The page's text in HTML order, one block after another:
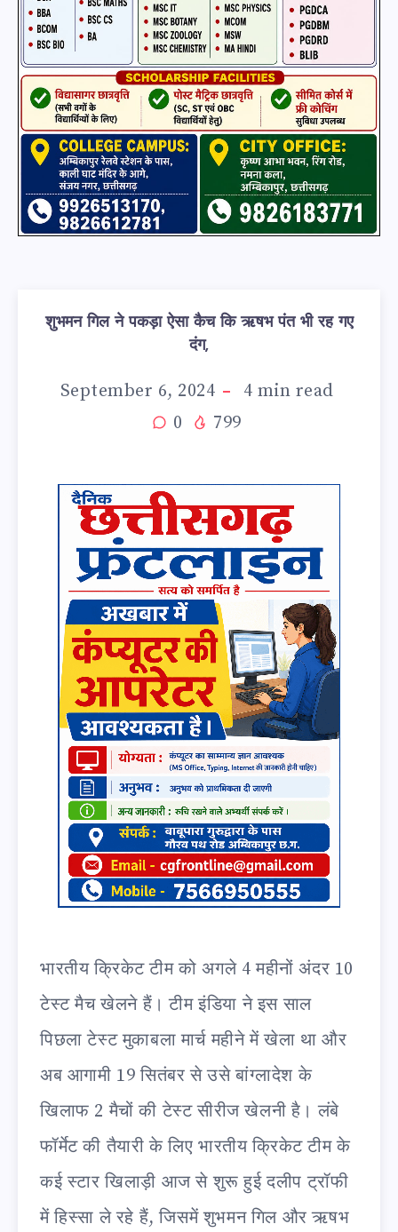
शुभमन गिल ने पकड़ा ऐसा कैच कि ऋषभ पंत भी रह गए
दंग,
September 6, 2024 4 min read
0
799
भारतीय क्रिकेट टीम को अगले 4 महीनों अंदर 10
टेस्ट मैच खेलने हैं। टीम इंडिया ने इस साल
पिछला टेस्ट मुकाबला मार्च महीने में खेला था और
अब आगामी 19 सितंबर से उसे बांग्लादेश के
खिलाफ 2 मैचों की टेस्ट सीरीज खेलनी है। लंबे
फॉर्मेट की तैयारी के लिए भारतीय क्रिकेट टीम के
कई स्टार खिलाड़ी आज से शुरू हुई दलीप ट्रॉफी
में हिस्सा ले रहे हैं, जिसमें शुभमन गिल और ऋषभ